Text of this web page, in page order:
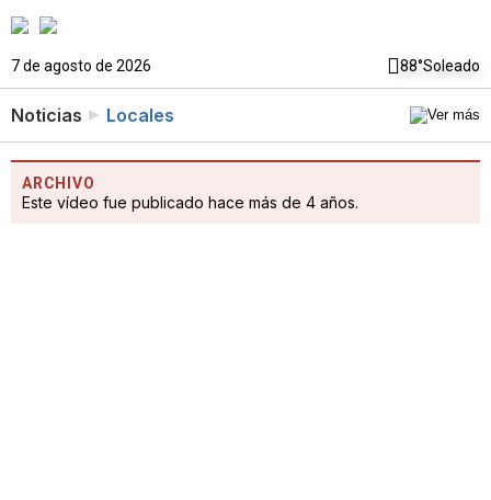
7 de agosto de 2026 88°Soleado
Noticias Locales
ARCHIVO
Este vídeo fue publicado hace más de 4 años.